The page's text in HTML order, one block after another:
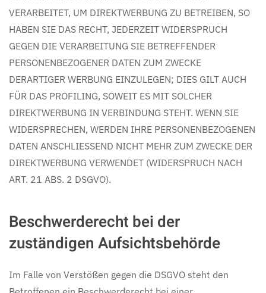
VERARBEITET, UM DIREKTWERBUNG ZU BETREIBEN, SO
HABEN SIE DAS RECHT, JEDERZEIT WIDERSPRUCH
GEGEN DIE VERARBEITUNG SIE BETREFFENDER
PERSONENBEZOGENER DATEN ZUM ZWECKE
DERARTIGER WERBUNG EINZULEGEN; DIES GILT AUCH
FÜR DAS PROFILING, SOWEIT ES MIT SOLCHER
DIREKTWERBUNG IN VERBINDUNG STEHT. WENN SIE
WIDERSPRECHEN, WERDEN IHRE PERSONENBEZOGENEN
DATEN ANSCHLIESSEND NICHT MEHR ZUM ZWECKE DER
DIREKTWERBUNG VERWENDET (WIDERSPRUCH NACH
ART. 21 ABS. 2 DSGVO).
Beschwerde­recht bei der
zuständigen Aufsichts­behörde
Im Falle von Verstößen gegen die DSGVO steht den